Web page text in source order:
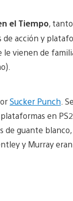
el Tiempo,
acción y
le vienen de
Sucker Punch .
en
guante
y Murray